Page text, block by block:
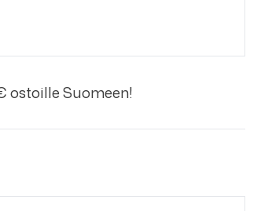
ostoille Suomeen!